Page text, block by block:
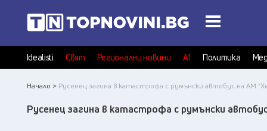
Idealisti Свят Регионални новини А1 Политика
Начало > Русенец загина в катастрофа с румънски автобус на АМ
Русенец загина в катастрофа с румънски